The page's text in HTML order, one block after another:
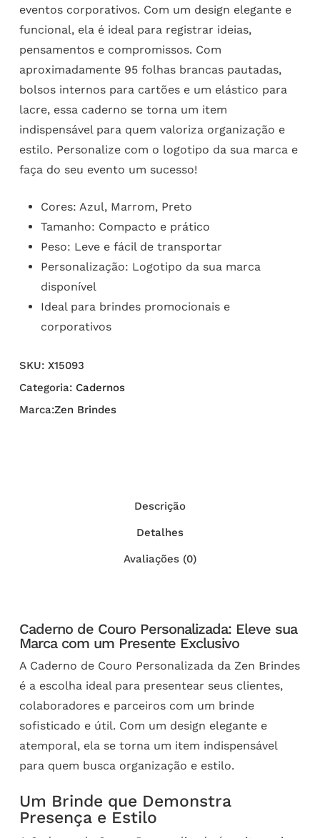
eventos corporativos. Com um design elegante e
funcional, ela é ideal para registrar ideias,
pensamentos e compromissos. Com
aproximadamente 95 folhas brancas pautadas,
bolsos internos para cartões e um elástico para
lacre, essa caderno se torna um item
indispensável para quem valoriza organização e
estilo. Personalize com o logotipo da sua marca e
faça do seu evento um sucesso!
Cores: Azul, Marrom, Preto
Tamanho: Compacto e prático
Peso: Leve e fácil de transportar
Personalização: Logotipo da sua marca
disponível
Ideal para brindes promocionais e
corporativos
SKU: X15093
Categoria: Cadernos
Marca:Zen Brindes
Descrição
Detalhes
Avaliações (0)
Caderno de Couro Personalizada: Eleve sua
Marca com um Presente Exclusivo
A Caderno de Couro Personalizada da Zen Brindes
é a escolha ideal para presentear seus clientes,
colaboradores e parceiros com um brinde
sofisticado e útil. Com um design elegante e
atemporal, ela se torna um item indispensável
para quem busca organização e estilo.
Um Brinde que Demonstra
Presença e Estilo